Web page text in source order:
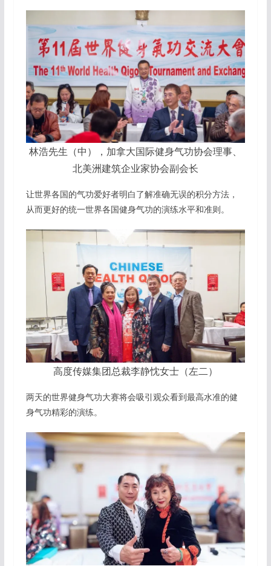
林浩先生（中），加拿大国际健身气功协会理事、
北美洲建筑企业家协会副会长
让世界各国的气功爱好者明白了解准确无误的积分方法，
从而更好的统一世界各国健身气功的演练水平和准则。
高度传媒集团总裁李静忱女士（左二）
两天的世界健身气功大赛将会吸引观众看到最高水准的健
身气功精彩的演练。